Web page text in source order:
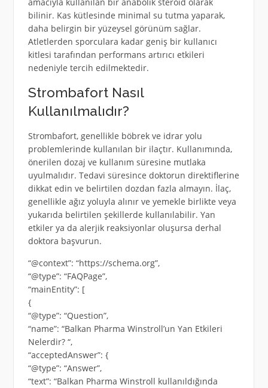
amacıyla kullanılan bir anabolik steroid olarak
bilinir. Kas kütlesinde minimal su tutma yaparak,
daha belirgin bir yüzeysel görünüm sağlar.
Atletlerden sporculara kadar geniş bir kullanıcı
kitlesi tarafından performans artırıcı etkileri
nedeniyle tercih edilmektedir.
Strombafort Nasıl
Kullanılmalıdır?
Strombafort, genellikle böbrek ve idrar yolu
problemlerinde kullanılan bir ilaçtır. Kullanımında,
önerilen dozaj ve kullanım süresine mutlaka
uyulmalıdır. Tedavi süresince doktorun direktiflerine
dikkat edin ve belirtilen dozdan fazla almayın. İlaç,
genellikle ağız yoluyla alınır ve yemekle birlikte veya
yukarıda belirtilen şekillerde kullanılabilir. Yan
etkiler ya da alerjik reaksiyonlar oluşursa derhal
doktora başvurun.
“@context”: “https://schema.org”,
“@type”: “FAQPage”,
“mainEntity”: [
{
“@type”: “Question”,
“name”: “Balkan Pharma Winstroll’un Yan Etkileri
Nelerdir? “,
“acceptedAnswer”: {
“@type”: “Answer”,
“text”: “Balkan Pharma Winstroll kullanıldığında